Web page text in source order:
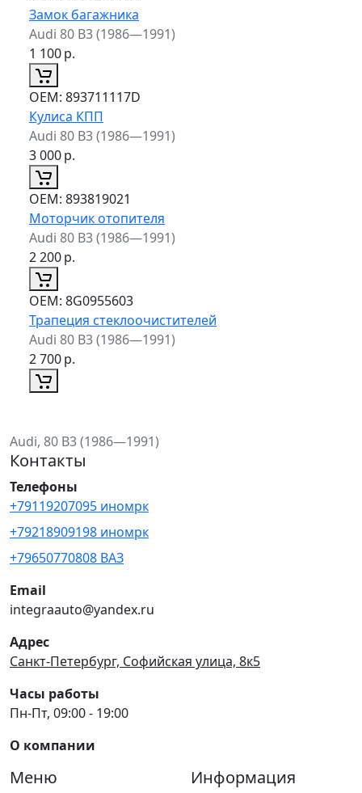
Замок багажника
Audi 80 B3 (1986—1991)
1 100р.
ОЕМ: 893711117D
Кулиса КПП
Audi 80 B3 (1986—1991)
3 000р.
ОЕМ: 893819021
Моторчик отопителя
Audi 80 B3 (1986—1991)
2 200р.
ОЕМ: 8G0955603
Трапеция стеклоочистителей
Audi 80 B3 (1986—1991)
2 700р.
Audi, 80 B3 (1986—1991)
Контакты
Телефоны
+79119207095 иномрк
+79218909198 иномрк
+79650770808 ВАЗ
Email
integraauto@yandex.ru
Адрес
Санкт-Петербург, Софийская улица, 8к5
Часы работы
Пн-Пт, 09:00 - 19:00
О компании
Меню Информация